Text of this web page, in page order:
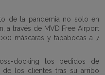
de la pandemia no solo en
a través de MVD Free Airport
máscaras y tapabocas a 7
docking los pedidos de
los clientes tras su arribo